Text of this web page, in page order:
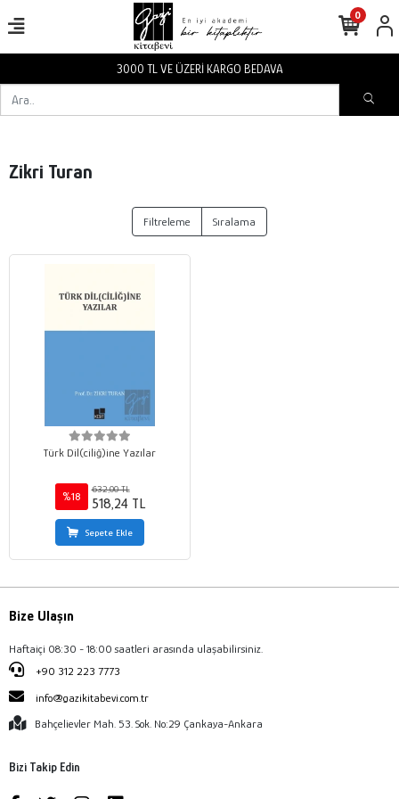
3000 TL VE ÜZERİ KARGO BEDAVA
0
Zikri Turan
Filtreleme Sıralama
Türk Dil(ciliğ)ine Yazılar
%18
632,00 TL
518,24 TL
Sepete Ekle
Bize Ulaşın
Haftaiçi 08:30 - 18:00 saatleri arasında ulaşabilirsiniz.
+90 312 223 7773
info@gazikitabevi.com.tr
Bahçelievler Mah. 53. Sok. No:29 Çankaya-Ankara
Bizi Takip Edin